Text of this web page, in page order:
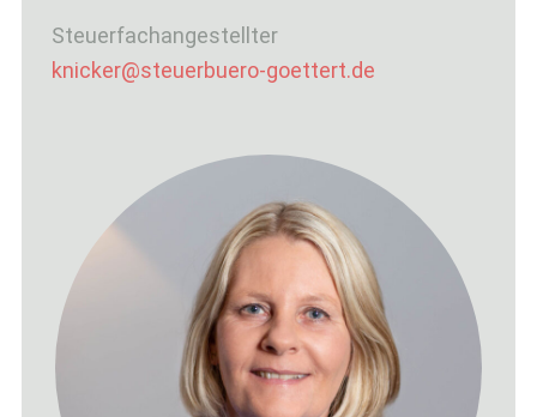
Steuerfachangestellter
knicker@steuerbuero-goettert.de